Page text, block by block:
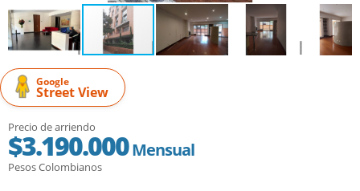
Google
Street View
Precio de arriendo
$3.190.000Mensual
Pesos Colombianos